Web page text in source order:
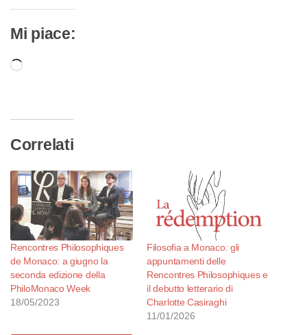
Mi piace:
Caricamento
Correlati
Rencontres Philosophiques
de Monaco: a giugno la
seconda edizione della
PhiloMonaco Week
18/05/2023
Filosofia a Monaco: gli
appuntamenti delle
Rencontres Philosophiques e
il debutto letterario di
Charlotte Casiraghi
11/01/2026